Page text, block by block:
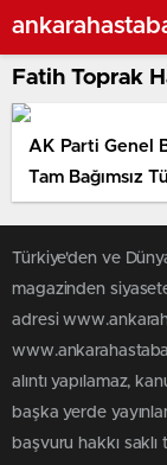
Fatih Toprak
AK Parti Genel
Tam Bağımsız
Türkiye'den ve
magazinden
adresi
alıntı yapılamaz,
başka yerde
başvuru hakkı